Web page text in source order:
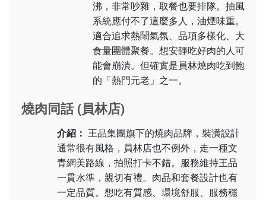
沸，非常吵雜，取餐也要排隊。抽風
系統應付不了這麼多人，油煙味重。
適合追求熱鬧氣氛、品項多樣化、大
食量團體聚餐。想安靜吃好肉的人可
能會崩潰。但確實是員林燒肉吃到飽
的「熱門元老」之一。
燒肉同話 (員林店)
介紹： 王品集團旗下的燒肉品牌，裝潢設計
通常很有風格，員林店也不例外，走一種文
青網美路線，拍照打卡不錯。服務維持王品
一貫水準，親切有禮。肉品和套餐設計也有
一定品質。想吃有質感、環境舒服、服務穩